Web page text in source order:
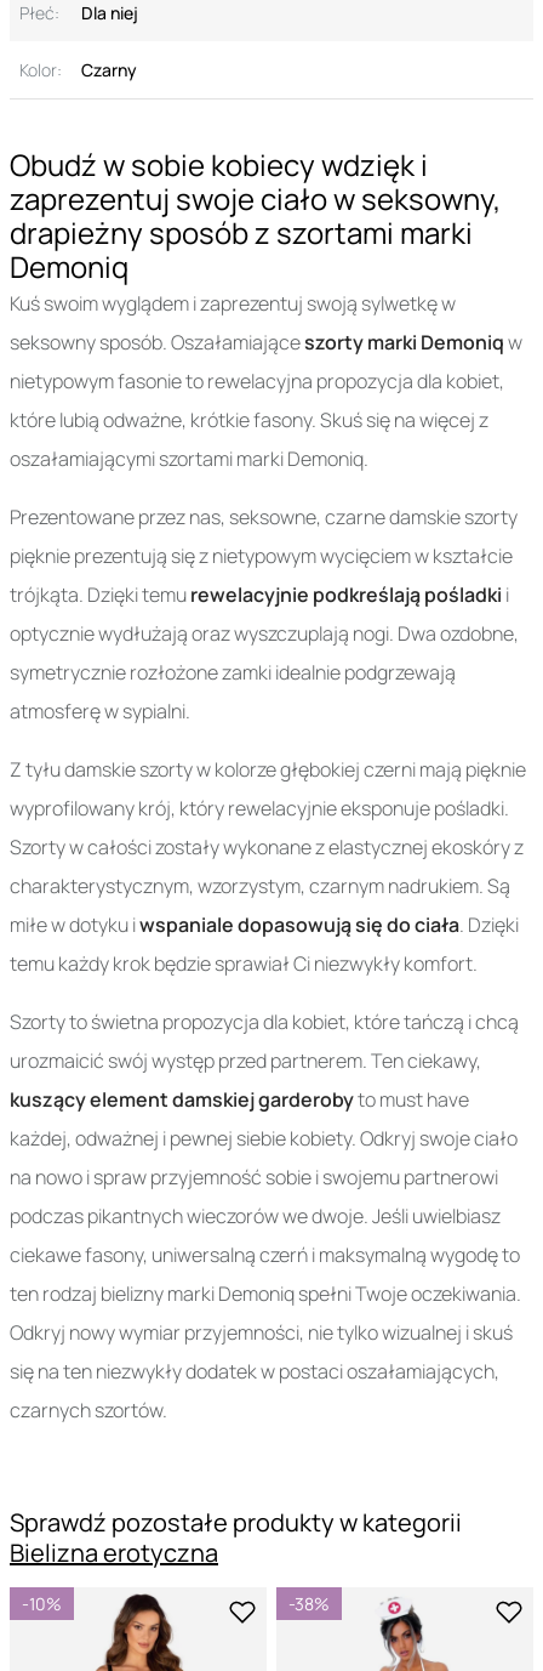
Obudź w sobie kobiecy wdzięk i
zaprezentuj swoje ciało w seksowny,
drapieżny sposób z szortami marki
Demoniq
Kuś swoim wyglądem i zaprezentuj swoją sylwetkę w
seksowny sposób. Oszałamiająceszorty marki Demoniqw
nietypowym fasonie to rewelacyjna propozycja dla kobiet,
które lubią odważne, krótkie fasony. Skuś się na więcej z
oszałamiającymi szortami marki Demoniq.
Prezentowane przez nas, seksowne, czarne damskie szorty
pięknie prezentują się z nietypowym wycięciem w kształcie
trójkąta. Dzięki temurewelacyjnie podkreślają pośladki i
optycznie wydłużają oraz wyszczuplają nogi. Dwa ozdobne,
symetrycznie rozłożone zamki idealnie podgrzewają
atmosferę w sypialni.
Z tyłu damskie szorty w kolorze głębokiej czerni mają pięknie
wyprofilowany krój, który rewelacyjnie eksponuje pośladki.
Szorty w całości zostały wykonane z elastycznej ekoskóry z
charakterystycznym, wzorzystym, czarnym nadrukiem. Są
miłe w dotyku iwspaniale dopasowują się do ciała. Dzięki
temu każdy krok będzie sprawiał Ci niezwykły komfort.
Szorty to świetna propozycja dla kobiet, które tańczą i chcą
urozmaicić swój występ przed partnerem. Ten ciekawy,
kuszący element damskiej garderobyto must have
każdej, odważnej i pewnej siebie kobiety. Odkryj swoje ciało
na nowo i spraw przyjemność sobie i swojemu partnerowi
podczas pikantnych wieczorów we dwoje. Jeśli uwielbiasz
ciekawe fasony, uniwersalną czerń i maksymalną wygodę to
ten rodzaj bielizny marki Demoniq spełni Twoje oczekiwania.
Odkryj nowy wymiar przyjemności, nie tylko wizualnej i skuś
się na ten niezwykły dodatek w postaci oszałamiających,
czarnych szortów.
Płeć: Dla niej
Kolor: Czarny
Sprawdź pozostałe produkty w kategorii
Bielizna erotyczna
-10% -38%